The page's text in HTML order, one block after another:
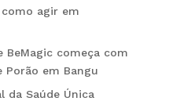
agir em
BeMagic começa com
Porão em Bangu
da Saúde Única